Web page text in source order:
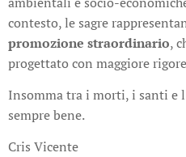
contesto, le sagre
promozione straordinario,
progettato con maggiore
Insomma tra i morti, i santi e
sempre bene.
Cris Vicente